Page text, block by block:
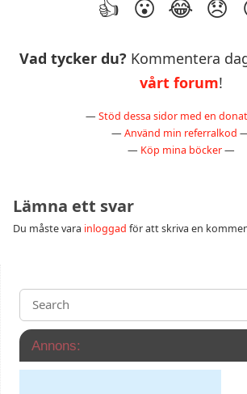
Vad tycker du? Kommentera
vårt forum!
— Stöd dessa sidor med en
— Använd min referralkod
— Köp mina böcker—
Lämna ett svar
Du måste vara inloggad för att skriva en
Annons: